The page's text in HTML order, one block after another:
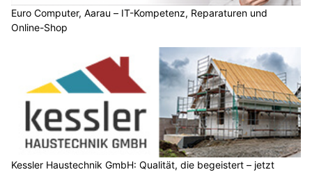
Euro Computer, Aarau – IT-Kompetenz, Reparaturen und
Online-Shop
Kessler Haustechnik GmbH: Qualität, die begeistert – jetzt